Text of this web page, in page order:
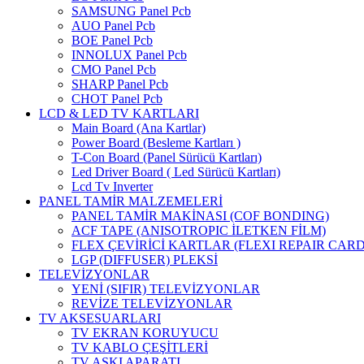
SAMSUNG Panel Pcb
AUO Panel Pcb
BOE Panel Pcb
INNOLUX Panel Pcb
CMO Panel Pcb
SHARP Panel Pcb
CHOT Panel Pcb
LCD & LED TV KARTLARI
Main Board (Ana Kartlar)
Power Board (Besleme Kartları )
T-Con Board (Panel Sürücü Kartları)
Led Driver Board ( Led Sürücü Kartları)
Lcd Tv Inverter
PANEL TAMİR MALZEMELERİ
PANEL TAMİR MAKİNASI (COF BONDING)
ACF TAPE (ANISOTROPIC İLETKEN FİLM)
FLEX ÇEVİRİCİ KARTLAR (FLEXI REPAIR
LGP (DIFFUSER) PLEKSİ
TELEVİZYONLAR
YENİ (SIFIR) TELEVİZYONLAR
REVİZE TELEVİZYONLAR
TV AKSESUARLARI
TV EKRAN KORUYUCU
TV KABLO ÇEŞİTLERİ